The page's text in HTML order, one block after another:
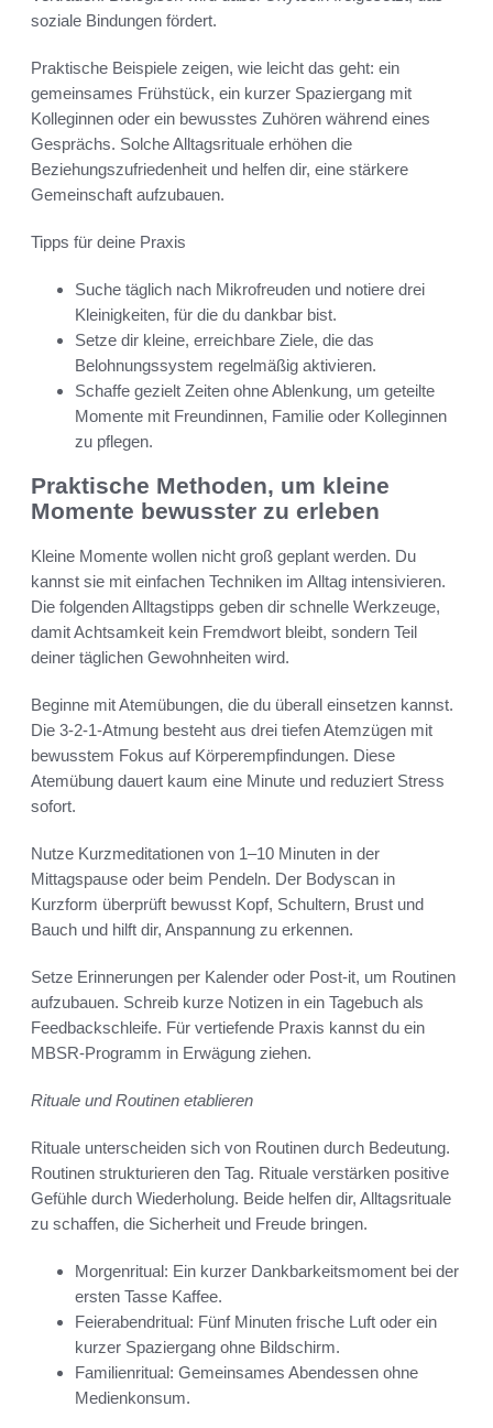
soziale Bindungen fördert.
Praktische Beispiele zeigen, wie leicht das geht: ein
gemeinsames Frühstück, ein kurzer Spaziergang mit
Kolleginnen oder ein bewusstes Zuhören während eines
Gesprächs. Solche Alltagsrituale erhöhen die
Beziehungszufriedenheit und helfen dir, eine stärkere
Gemeinschaft aufzubauen.
Tipps für deine Praxis
Suche täglich nach Mikrofreuden und notiere drei
Kleinigkeiten, für die du dankbar bist.
Setze dir kleine, erreichbare Ziele, die das
Belohnungssystem regelmäßig aktivieren.
Schaffe gezielt Zeiten ohne Ablenkung, um geteilte
Momente mit Freundinnen, Familie oder Kolleginnen
zu pflegen.
Praktische Methoden, um kleine
Momente bewusster zu erleben
Kleine Momente wollen nicht groß geplant werden. Du
kannst sie mit einfachen Techniken im Alltag intensivieren.
Die folgenden Alltagstipps geben dir schnelle Werkzeuge,
damit Achtsamkeit kein Fremdwort bleibt, sondern Teil
deiner täglichen Gewohnheiten wird.
Beginne mit Atemübungen, die du überall einsetzen kannst.
Die 3-2-1-Atmung besteht aus drei tiefen Atemzügen mit
bewusstem Fokus auf Körperempfindungen. Diese
Atemübung dauert kaum eine Minute und reduziert Stress
sofort.
Nutze Kurzmeditationen von 1–10 Minuten in der
Mittagspause oder beim Pendeln. Der Bodyscan in
Kurzform überprüft bewusst Kopf, Schultern, Brust und
Bauch und hilft dir, Anspannung zu erkennen.
Setze Erinnerungen per Kalender oder Post-it, um Routinen
aufzubauen. Schreib kurze Notizen in ein Tagebuch als
Feedbackschleife. Für vertiefende Praxis kannst du ein
MBSR-Programm in Erwägung ziehen.
Rituale und Routinen etablieren
Rituale unterscheiden sich von Routinen durch Bedeutung.
Routinen strukturieren den Tag. Rituale verstärken positive
Gefühle durch Wiederholung. Beide helfen dir, Alltagsrituale
zu schaffen, die Sicherheit und Freude bringen.
Morgenritual: Ein kurzer Dankbarkeitsmoment bei der
ersten Tasse Kaffee.
Feierabendritual: Fünf Minuten frische Luft oder ein
kurzer Spaziergang ohne Bildschirm.
Familienritual: Gemeinsames Abendessen ohne
Medienkonsum.